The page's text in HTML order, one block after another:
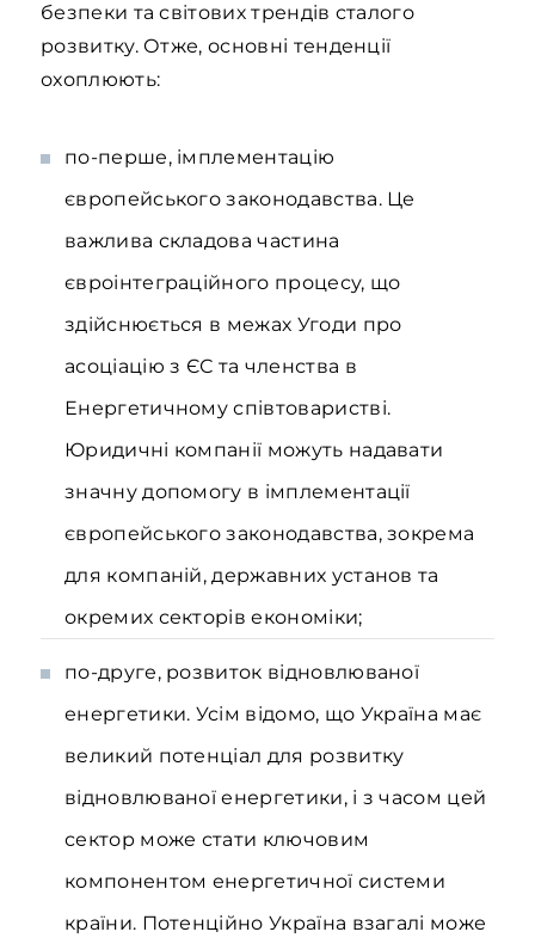
безпеки та світових трендів сталого
розвитку. Отже, основні тенденції
охоплюють:
по-перше, імплементацію
європейського законодавства. Це
важлива складова частина
євроінтеграційного процесу, що
здійснюється в межах Угоди про
асоціацію з ЄС та членства в
Енергетичному співтоваристві.
Юридичні компанії можуть надавати
значну допомогу в імплементації
європейського законодавства, зокрема
для компаній, державних установ та
окремих секторів економіки;
по-друге, розвиток відновлюваної
енергетики. Усім відомо, що Україна має
великий потенціал для розвитку
відновлюваної енергетики, і з часом цей
сектор може стати ключовим
компонентом енергетичної системи
країни. Потенційно Україна взагалі може